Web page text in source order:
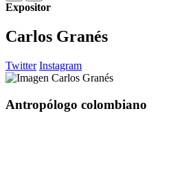
Expositor
Carlos Granés
Twitter Instagram
Antropólogo colombiano